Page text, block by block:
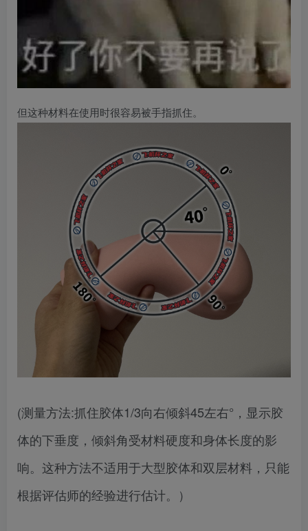
但这种材料在使用时很容易被手指抓住。
(测量方法:抓住胶体1/3向右倾斜45左右°，显示胶
体的下垂度，倾斜角受材料硬度和身体长度的影
响。这种方法不适用于大型胶体和双层材料，只能
根据评估师的经验进行估计。）